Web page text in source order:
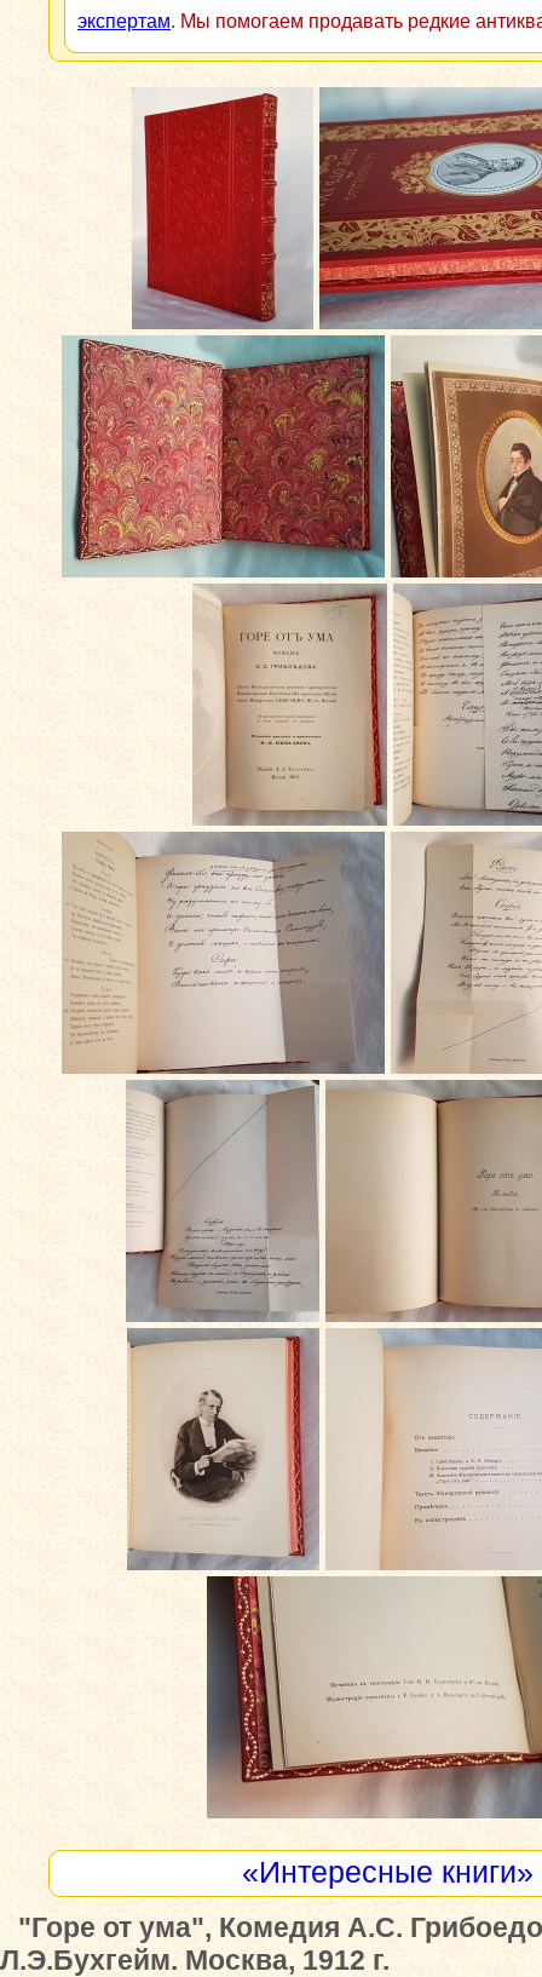
экспертам. Мы помогаем продавать редкие
«Интересные книги»
"Горе от ума", Комедия А.С.
Л.Э.Бухгейм. Москва, 1912 г.